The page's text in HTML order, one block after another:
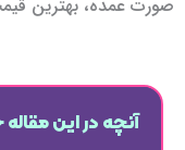
صورت عمده، بهترین
آنچه در این